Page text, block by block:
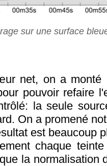
sur une surface
net, on a monté
pouvoir refaire
la seule
On a promené
est beaucoup
chaque
la normalisation